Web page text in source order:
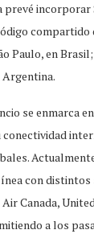
prevé incorporar
compartido
Paulo, en
Argentina.
se enmarca
con distintos
Canada,
a los